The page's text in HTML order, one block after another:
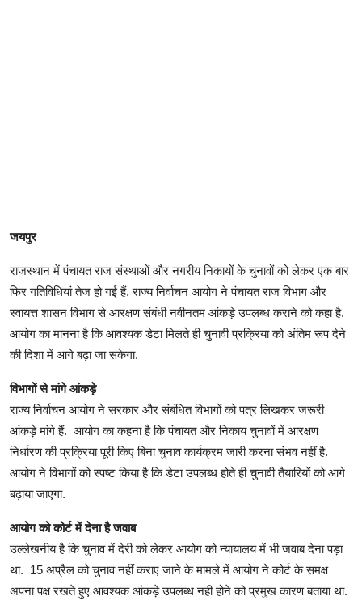
जयपुर
राजस्थान में पंचायत राज संस्थाओं और नगरीय निकायों के चुनावों को लेकर एक बार
फिर गतिविधियां तेज हो गई हैं. राज्य निर्वाचन आयोग ने पंचायत राज विभाग और
स्वायत्त शासन विभाग से आरक्षण संबंधी नवीनतम आंकड़े उपलब्ध कराने को कहा है.
आयोग का मानना है कि आवश्यक डेटा मिलते ही चुनावी प्रक्रिया को अंतिम रूप देने
की दिशा में आगे बढ़ा जा सकेगा.
विभागों से मांगे आंकड़े
राज्य निर्वाचन आयोग ने सरकार और संबंधित विभागों को पत्र लिखकर जरूरी
आंकड़े मांगे हैं. आयोग का कहना है कि पंचायत और निकाय चुनावों में आरक्षण
निर्धारण की प्रक्रिया पूरी किए बिना चुनाव कार्यक्रम जारी करना संभव नहीं है.
आयोग ने विभागों को स्पष्ट किया है कि डेटा उपलब्ध होते ही चुनावी तैयारियों को आगे
बढ़ाया जाएगा.
आयोग को कोर्ट में देना है जवाब
उल्लेखनीय है कि चुनाव में देरी को लेकर आयोग को न्यायालय में भी जवाब देना पड़ा
था. 15 अप्रैल को चुनाव नहीं कराए जाने के मामले में आयोग ने कोर्ट के समक्ष
अपना पक्ष रखते हुए आवश्यक आंकड़े उपलब्ध नहीं होने को प्रमुख कारण बताया था.